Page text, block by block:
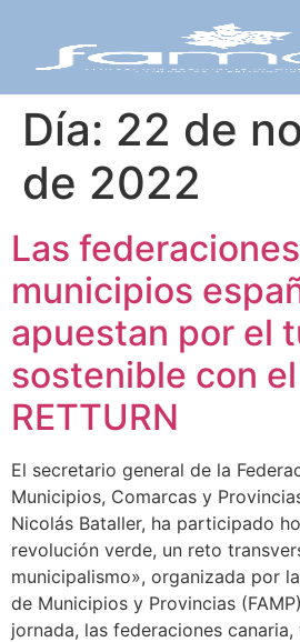
Día: 22 de
de 2022
Las
municipios
apuestan por el
sostenible con
RETTURN
El secretario general de la
Municipios, Comarcas y
Nicolás Bataller, ha participado
revolución verde, un reto
municipalismo», organizada por
de Municipios y Provincias
jornada, las federaciones